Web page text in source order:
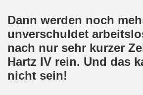
Dann werden noch
unverschuldet
nach nur sehr kurzer
Hartz IV rein. Und das
nicht sein!
dem Heinrich-König-Platz als
am 13.03.2023 ruft auf:
solidarisch mit den
am 13.02.2023: Aktiver